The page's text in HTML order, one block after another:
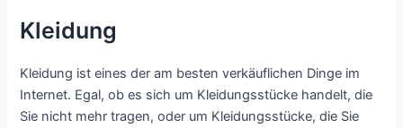
Kleidung
Kleidung ist eines der am besten verkäuflichen Dinge im
Internet. Egal, ob es sich um Kleidungsstücke handelt, die
Sie nicht mehr tragen, oder um Kleidungsstücke, die Sie